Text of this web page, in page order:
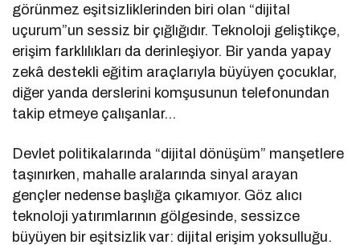
görünmez eşitsizliklerinden biri olan “dijital
uçurum”un sessiz bir çığlığıdır. Teknoloji geliştikçe,
erişim farklılıkları da derinleşiyor. Bir yanda yapay
zekâ destekli eğitim araçlarıyla büyüyen çocuklar,
diğer yanda derslerini komşusunun telefonundan
takip etmeye çalışanlar…
Devlet politikalarında “dijital dönüşüm” manşetlere
taşınırken, mahalle aralarında sinyal arayan
gençler nedense başlığa çıkamıyor. Göz alıcı
teknoloji yatırımlarının gölgesinde, sessizce
büyüyen bir eşitsizlik var: dijital erişim yoksulluğu.